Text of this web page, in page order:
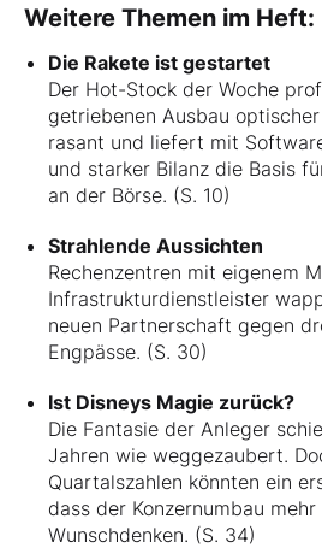
Weitere Themen im Heft:
Die Rakete ist gestartet
Der Hot-Stock der Woche
getriebenen Ausbau
rasant und liefert mit
und starker Bilanz die Basis
an der Börse. (S. 10)
Strahlende Aussichten
Rechenzentren mit eigenem
Infrastrukturdienstleister
neuen Partnerschaft gegen
Engpässe. (S. 30)
Ist Disneys Magie zurück?
Die Fantasie der Anleger
Jahren wie weggezaubert.
Quartalszahlen könnten ein
dass der Konzernumbau
Wunschdenken. (S. 34)